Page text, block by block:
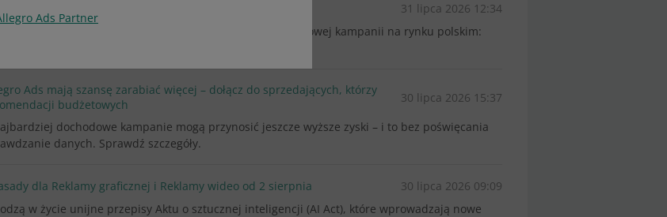
kolejnych edycji Allegro Days i Allegro Days AlleObniżka!
31 lipca 2026 12:34
zgłoszenia ofert do kolejnej edycji naszych akcji i dodatkowej kampanii na rynku polskim:
Sprawdź szczegóły wszystkich akcji.
Ads mają szansę zarabiać więcej – dołącz do sprzedających, którzy
budżetowych
30 lipca 2026 15:37
dochodowe kampanie mogą przynosić jeszcze wyższe zyski – i to bez poświęcania
danych. Sprawdź szczegóły.
dla Reklamy graficznej i Reklamy wideo od 2 sierpnia
30 lipca 2026 09:09
w życie unijne przepisy Aktu o sztucznej inteligencji (AI Act), które wprowadzają nowe
Ads Partner